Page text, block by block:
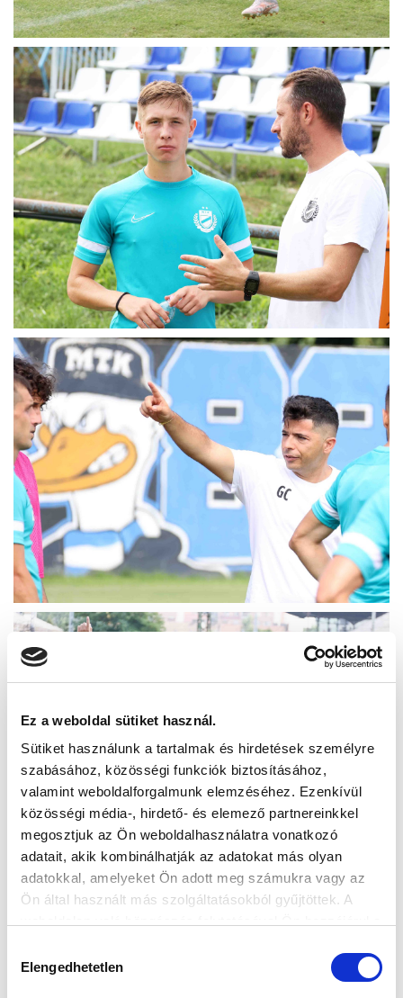
Ez a weboldal sütiket használ.
Sütiket használunk a tartalmak és hirdetések személyre
szabásához, közösségi funkciók biztosításához,
valamint weboldalforgalmunk elemzéséhez. Ezenkívül
közösségi média-, hirdető- és elemező partnereinkkel
megosztjuk az Ön weboldalhasználatra vonatkozó
adatait, akik kombinálhatják az adatokat más olyan
adatokkal, amelyeket Ön adott meg számukra vagy az
Ön által használt más szolgáltatásokból gyűjtöttek. A
kiválasztása
Elengedhetetlen